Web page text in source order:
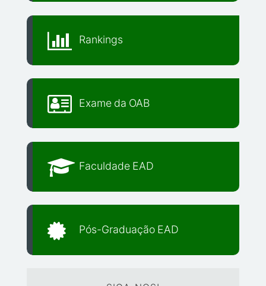
Rankings
Exame da OAB
Faculdade EAD
Pós-Graduação EAD